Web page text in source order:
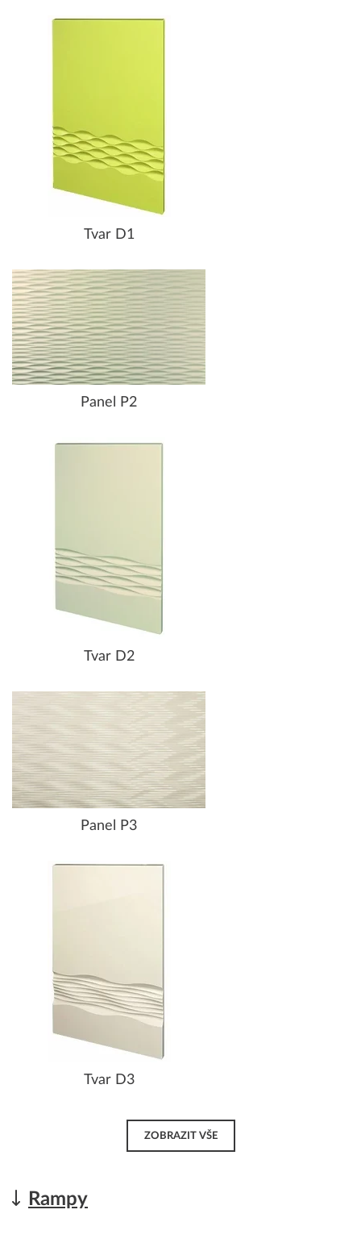
Tvar D1
Panel P2
Tvar D2
Panel P3
Tvar D3
ZOBRAZIT VŠE
Rampy